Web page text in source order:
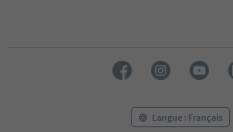
Langue : Français